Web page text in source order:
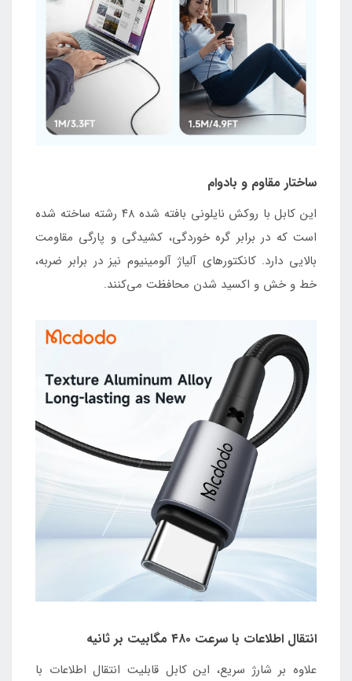
ساختار مقاوم و بادوام
این کابل با روکش نایلونی بافته شده ۴۸ رشته ساخته شده
است که در برابر گره خوردگی، کشیدگی و پارگی مقاومت
بالایی دارد. کانکتورهای آلیاژ آلومینیوم نیز در برابر ضربه،
خط و خش و اکسید شدن محافظت می‌کنند.
انتقال اطلاعات با سرعت ۴۸۰ مگابیت بر ثانیه
علاوه بر شارژ سریع، این کابل قابلیت انتقال اطلاعات با